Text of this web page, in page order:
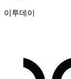
이투데이